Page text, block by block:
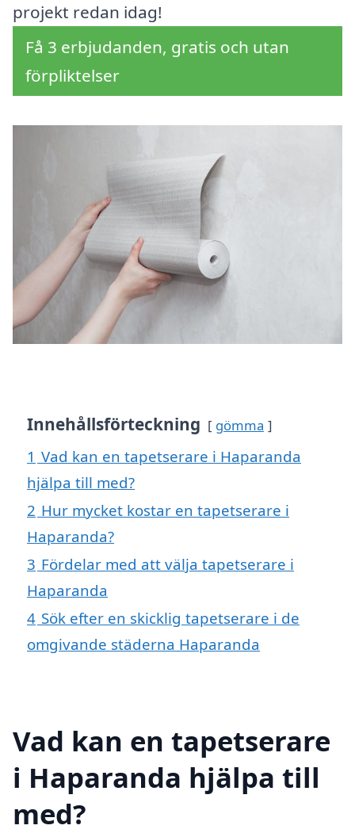
projekt redan idag!
Få 3 erbjudanden, gratis och utan
förpliktelser
Innehållsförteckning gömma
1 Vad kan en tapetserare i Haparanda
hjälpa till med?
2 Hur mycket kostar en tapetserare i
Haparanda?
3 Fördelar med att välja tapetserare i
Haparanda
4 Sök efter en skicklig tapetserare i de
omgivande städerna Haparanda
Vad kan en tapetserare
i Haparanda hjälpa till
med?